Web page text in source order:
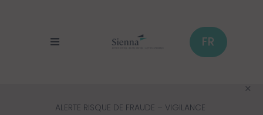
FR
ALERTE RISQUE DE FRAUDE – VIGILANCE